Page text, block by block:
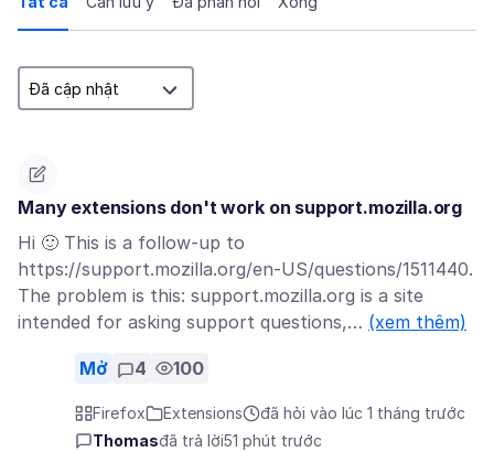
Many extensions don't work on support.mozilla.org
Hi 🙂 This is a follow-up to
https://support.mozilla.org/en-US/questions/1511440.
The problem is this: support.mozilla.org is a site
intended for asking support questions,… (xem thêm)
Mở 4 100
Firefox Extensions
đã hỏi vào lúc 1 tháng trước
Thomasđã trả lời51 phút trước